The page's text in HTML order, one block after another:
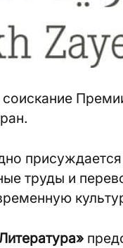
соискание
труды и